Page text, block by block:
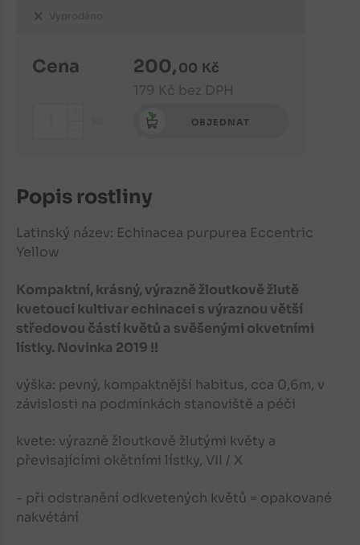
Vyprodáno
Cena 200,00 Kč
179 Kč bez DPH
OBJEDNAT
Popis rostliny
Latinský název: Echinacea purpurea Eccentric
Yellow
Kompaktní, krásný, výrazně žloutkově žlutě
kvetoucí kultivar echinacei s výraznou větší
středovou částí květů a svěšenými okvetními
lístky. Novinka 2019 !!
výška: pevný, kompaktnější habitus, cca 0,6m, v
závislosti na podmínkách stanoviště a péči
kvete: výrazně žloutkově žlutými květy a
převisajícími okětními lístky, VII / X
- při odstranění odkvetených květů = opakované
nakvétání